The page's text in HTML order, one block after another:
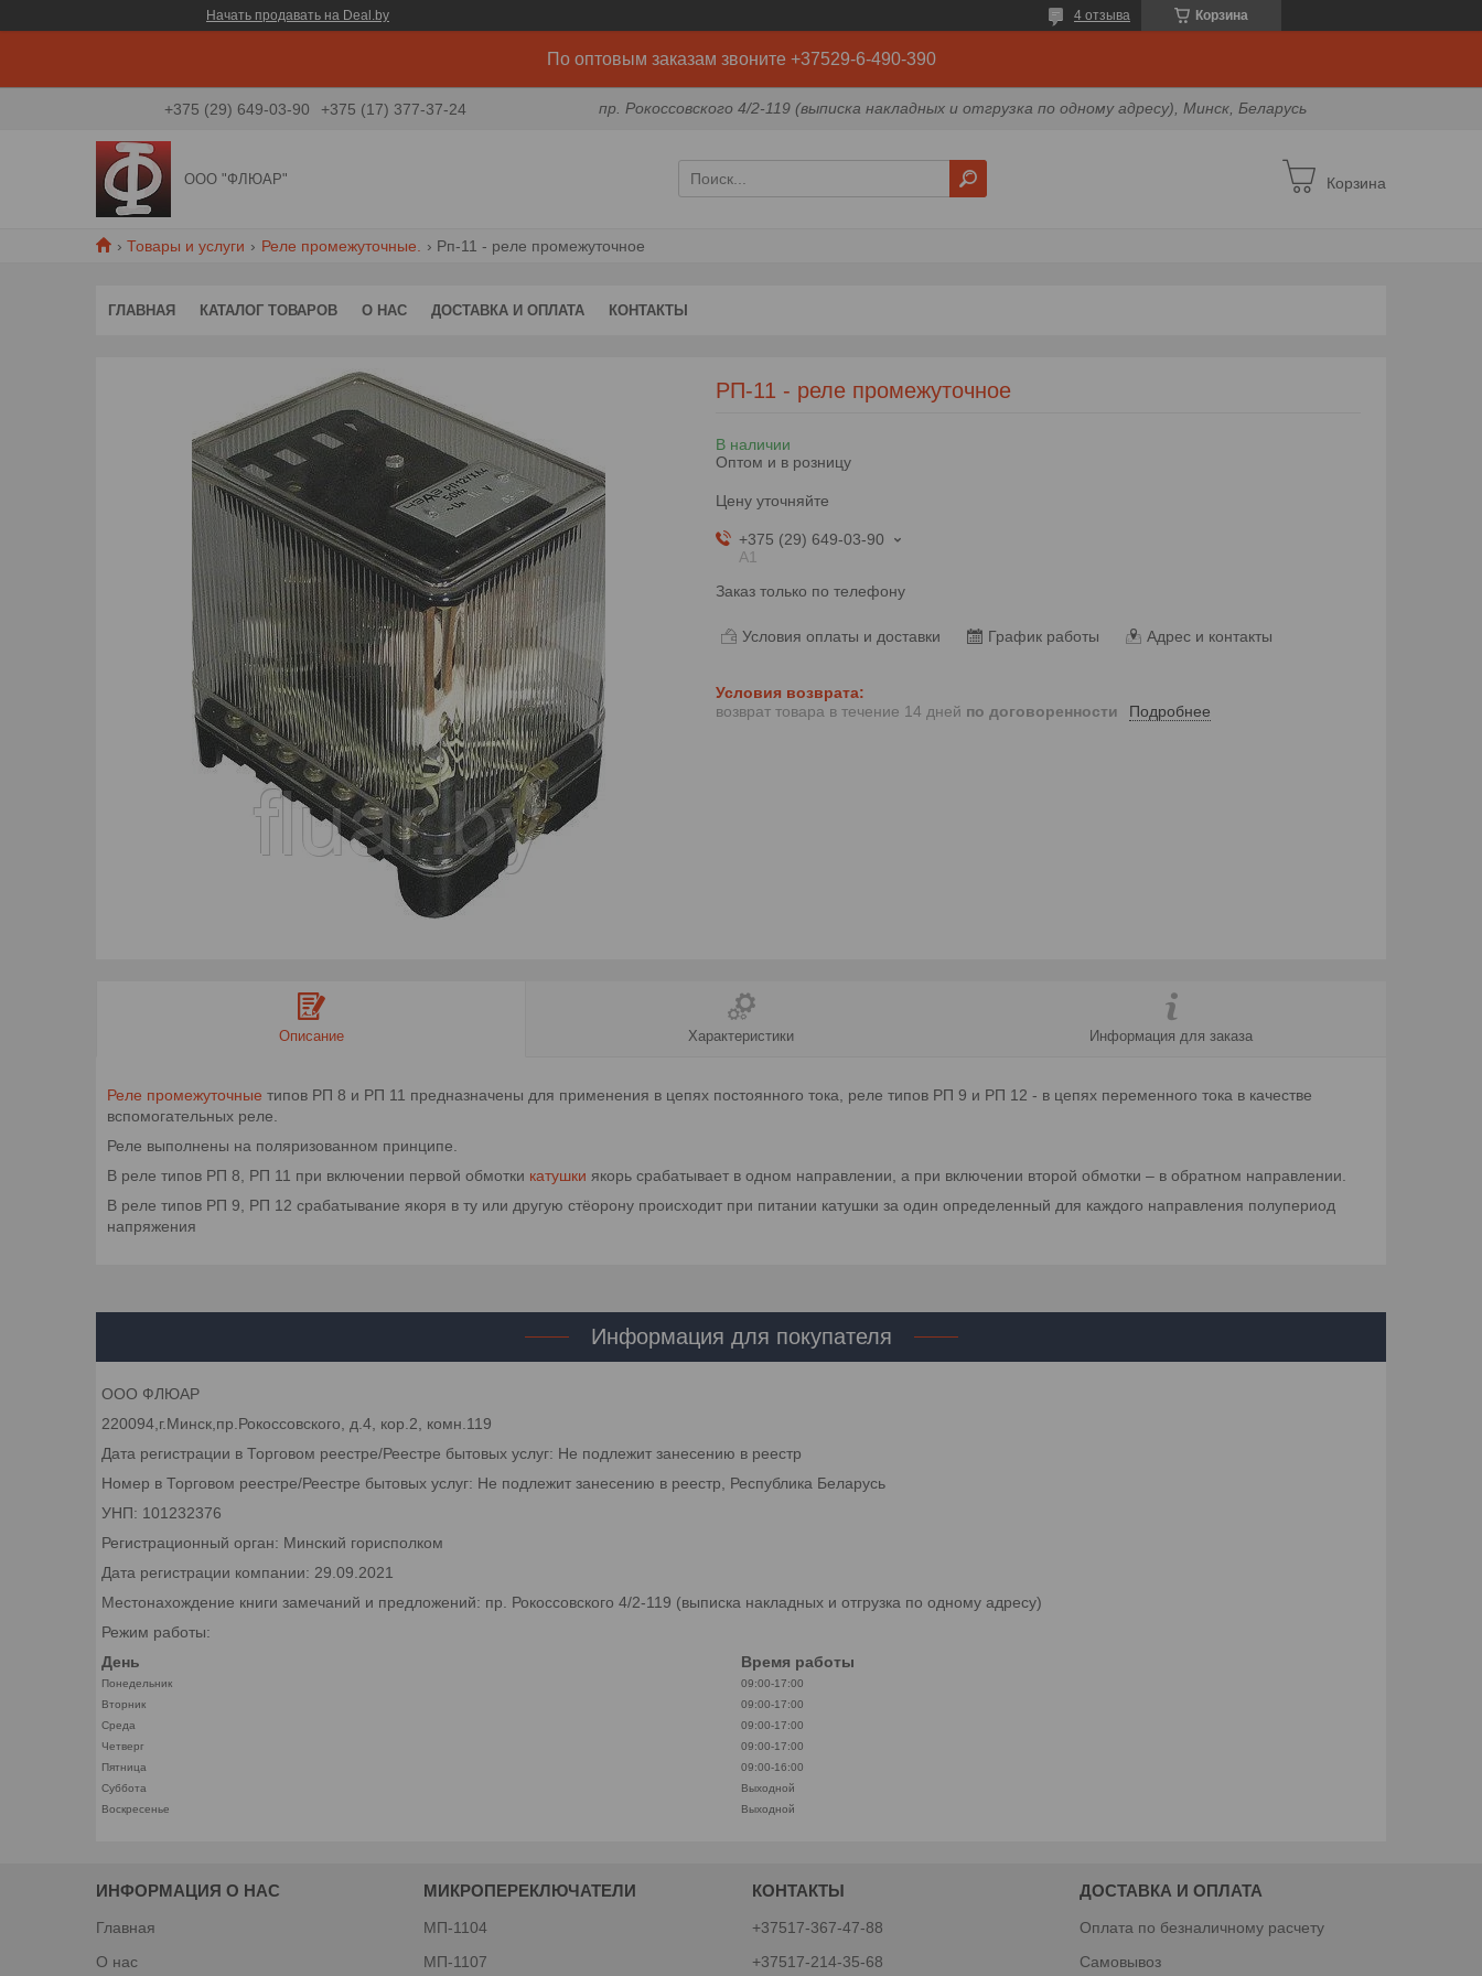
Начать продавать на Deal.by Корзина
4 отзыва
По оптовым заказам звоните +37529-6-490-390
+375 (29) 649-03-90 +375 (17) 377-37-24 пр. Рокоссовского 4/2-119 (выписка накладных и отгрузка по одному адресу), Минск, Беларусь
ООО "ФЛЮАР" Корзина
Товары и услуги Реле промежуточные. Рп-11 - реле промежуточное
ГЛАВНАЯ КАТАЛОГ ТОВАРОВ О НАС ДОСТАВКА И ОПЛАТА КОНТАКТЫ
РП-11 - реле промежуточное
В наличии
Оптом и в розницу
Цену уточняйте
+375 (29) 649-03-90
A1
Заказ только по телефону
Условия оплаты и доставки График работы Адрес и контакты
возврат товара в течение 14 дней по договоренности Подробнее
Описание Характеристики Информация для заказа
Реле промежуточные типов РП 8 и РП 11 предназначены для применения в цепях постоянного тока, реле типов РП 9 и РП 12 - в цепях переменного тока в качестве
вспомогательных реле.
Реле выполнены на поляризованном принципе.
В реле типов РП 8, РП 11 при включении первой обмотки катушки якорь срабатывает в одном направлении, а при включении второй обмотки – в обратном направлении.
В реле типов РП 9, РП 12 срабатывание якоря в ту или другую стёорону происходит при питании катушки за один определенный для каждого направления полупериод
напряжения
Информация для покупателя
ООО ФЛЮАР
220094,г.Минск,пр.Рокоссовского, д.4, кор.2, комн.119
Дата регистрации в Торговом реестре/Реестре бытовых услуг: Не подлежит занесению в реестр
Номер в Торговом реестре/Реестре бытовых услуг: Не подлежит занесению в реестр, Республика Беларусь
УНП: 101232376
Регистрационный орган: Минский горисполком
Дата регистрации компании: 29.09.2021
Местонахождение книги замечаний и предложений: пр. Рокоссовского 4/2-119 (выписка накладных и отгрузка по одному адресу)
Режим работы:
День
Время работы
Понедельник
09:00-17:00
Вторник
09:00-17:00
Среда
09:00-17:00
Четверг
09:00-17:00
Пятница
09:00-16:00
Суббота
Выходной
Воскресенье
Выходной
ИНФОРМАЦИЯ О НАС
Главная
О нас
МИКРОПЕРЕКЛЮЧАТЕЛИ
МП-1104
МП-1107
КОНТАКТЫ
+37517-367-47-88
+37517-214-35-68
ДОСТАВКА И ОПЛАТА
Оплата по безналичному расчету
Самовывоз